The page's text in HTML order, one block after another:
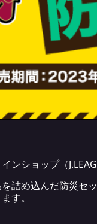
ンショップ（
詰め込んだ防災セ
す。